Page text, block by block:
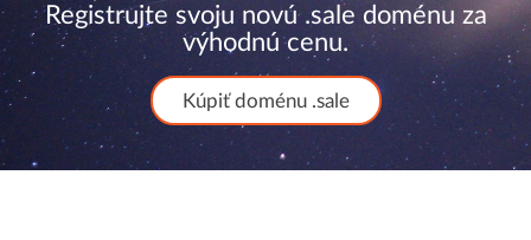
Registrujte svoju novú .sale doménu za
výhodnú cenu.
Kúpiť doménu .sale